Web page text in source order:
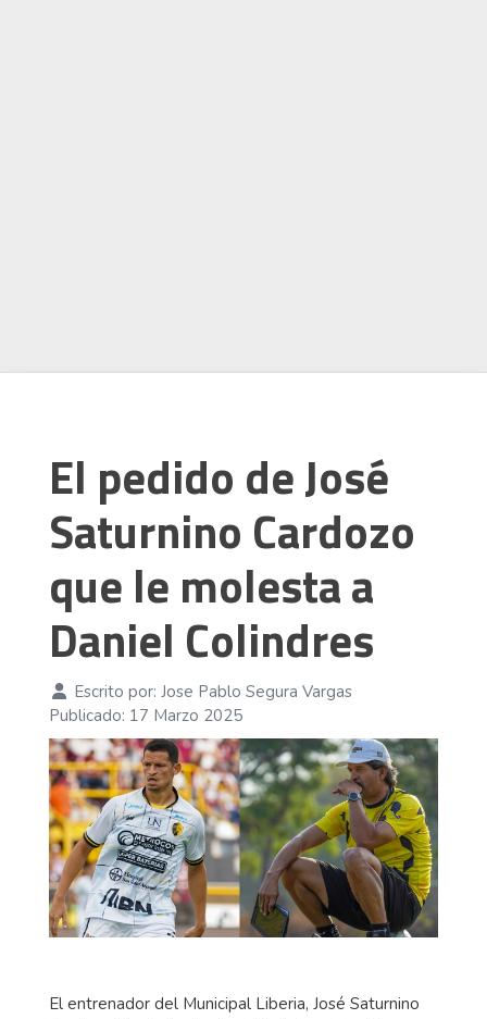
El pedido de José
Saturnino Cardozo
que le molesta a
Daniel Colindres
Escrito por: Jose Pablo Segura Vargas
Publicado: 17 Marzo 2025
El entrenador del Municipal Liberia, José Saturnino